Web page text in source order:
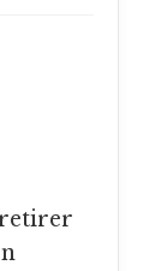
retirer